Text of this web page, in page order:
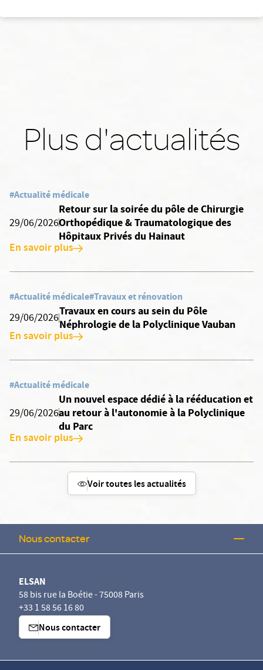
Plus d'actualités
#Actualité médicale
29/06/2026
Retour sur la soirée du pôle de Chirurgie
Orthopédique & Traumatologique des
Hôpitaux Privés du Hainaut
En savoir plus
#Actualité médicale#Travaux et rénovation
29/06/2026
Travaux en cours au sein du Pôle
Néphrologie de la Polyclinique Vauban
En savoir plus
#Actualité médicale
29/06/2026
Un nouvel espace dédié à la rééducation et
au retour à l'autonomie à la Polyclinique
du Parc
En savoir plus
Voir toutes les actualités
Nous contacter
ELSAN
58 bis rue la Boétie - 75008 Paris
+33 1 58 56 16 80
Nous contacter